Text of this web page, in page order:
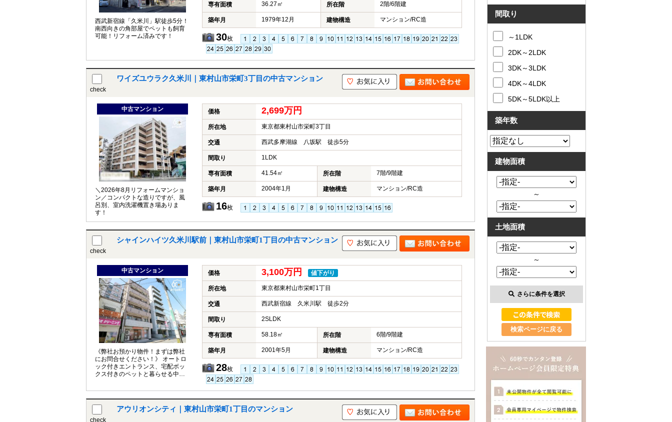
西武新宿線「久米川」駅徒歩5分！
南西向きの角部屋でペットも飼育
可能！リフォーム済みです！
専有面積 36.27㎡ 所在階 2階/6階建
築年月 1979年12月 建物構造 マンション/RC造
30枚
check
ワイズユウラク久米川｜東村山市栄町3丁目の中古マンション
中古マンション
＼2026年8月リフォームマンショ
ン／コンパクトな造りですが、風
呂別、室内洗濯機置き場ありま
す！
価格 2,699万円
所在地 東京都東村山市栄町3丁目
交通 西武多摩湖線 八坂駅 徒歩5分
間取り 1LDK
専有面積 41.54㎡ 所在階 7階/9階建
築年月 2004年1月 建物構造 マンション/RC造
16枚
check
シャインハイツ久米川駅前｜東村山市栄町1丁目の中古マンション
中古マンション
《弊社お預かり物件！まずは弊社
にお問合せください！》 オートロ
ック付きエントランス、宅配ボッ
クス付きのペットと暮らせる中古
価格 3,100万円 値下がり
所在地 東京都東村山市栄町1丁目
交通 西武新宿線 久米川駅 徒歩2分
間取り 2SLDK
専有面積 58.18㎡ 所在階 6階/9階建
築年月 2001年5月 建物構造 マンション/RC造
28枚
check
アウリオンシティ｜東村山市栄町1丁目のマンション
間取り
～1LDK
2DK～2LDK
3DK～3LDK
4DK～4LDK
5DK～5LDK以上
築年数
建物面積
～
土地面積
～
さらに条件を選択
検索ページに戻る